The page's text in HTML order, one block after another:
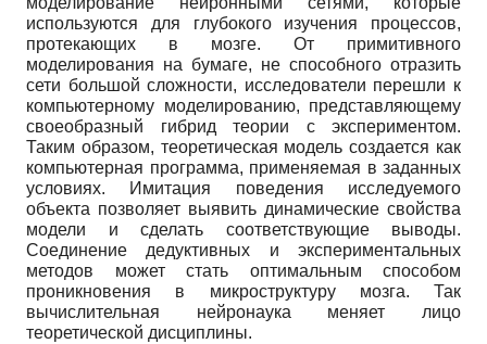
используются для глубокого изучения процессов,
протекающих в мозге. От примитивного
моделирования на бумаге, не способного отразить
сети большой сложности, исследователи перешли к
компьютерному моделированию, представляющему
своеобразный гибрид теории с экспериментом.
Таким образом, теоретическая модель создается как
компьютерная программа, применяемая в заданных
условиях. Имитация поведения исследуемого
объекта позволяет выявить динамические свойства
модели и сделать соответствующие выводы.
Соединение дедуктивных и экспериментальных
методов может стать оптимальным способом
проникновения в микроструктуру мозга. Так
вычислительная нейронаука меняет лицо
теоретической дисциплины.